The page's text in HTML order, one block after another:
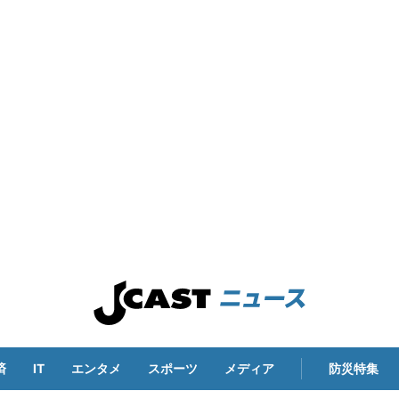
IT エンタメ スポーツ メディア 防災特集